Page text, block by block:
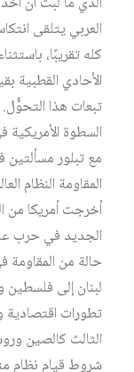
العربي يتلقى
كله تقريبًا،
الأحادي القطبية
تبعات هذا
السطوة
مع تبلور
المقاومة النظام
أخرجت أمريكا من
حالة من
لبنان إلى فلسطين
تطورات
الثالث كالصين
شروط قيام نظام